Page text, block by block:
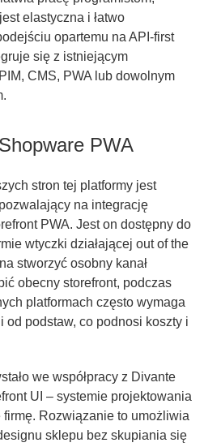
elastyczna i łatwo
opartemu na API-first
się z istniejącym
CMS, PWA lub dowolnym
PWA
stron tej platformy jest
na integrację
PWA. Jest on dostępny do
wtyczki działającej out of the
stworzyć osobny kanał
obecny storefront, podczas
platformach często wymaga
od podstaw, co podnosi koszty i
we współpracy z Divante
UI – systemie projektowania
firmę. Rozwiązanie to umożliwia
sklepu bez skupiania się